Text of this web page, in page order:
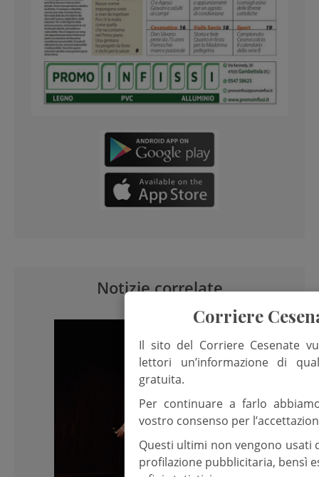
Notizie correlate
Corriere
Il sito del Corriere Cesenate
lettori un’informazione di
gratuita.
Per continuare a farlo
vostro consenso per
Questi ultimi non vengono usati
profilazione pubblicitaria, bensì